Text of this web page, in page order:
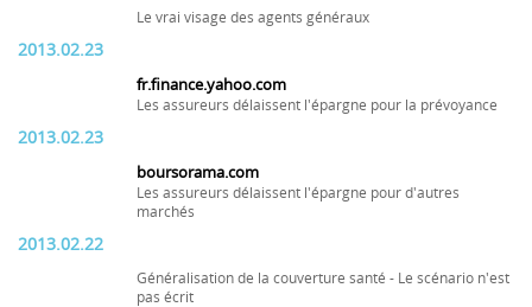
Le vrai visage des agents généraux
2013.02.23
fr.finance.yahoo.com
Les assureurs délaissent l'épargne pour la prévoyance
2013.02.23
boursorama.com
Les assureurs délaissent l'épargne pour d'autres
marchés
2013.02.22
Généralisation de la couverture santé - Le scénario n'est
pas écrit